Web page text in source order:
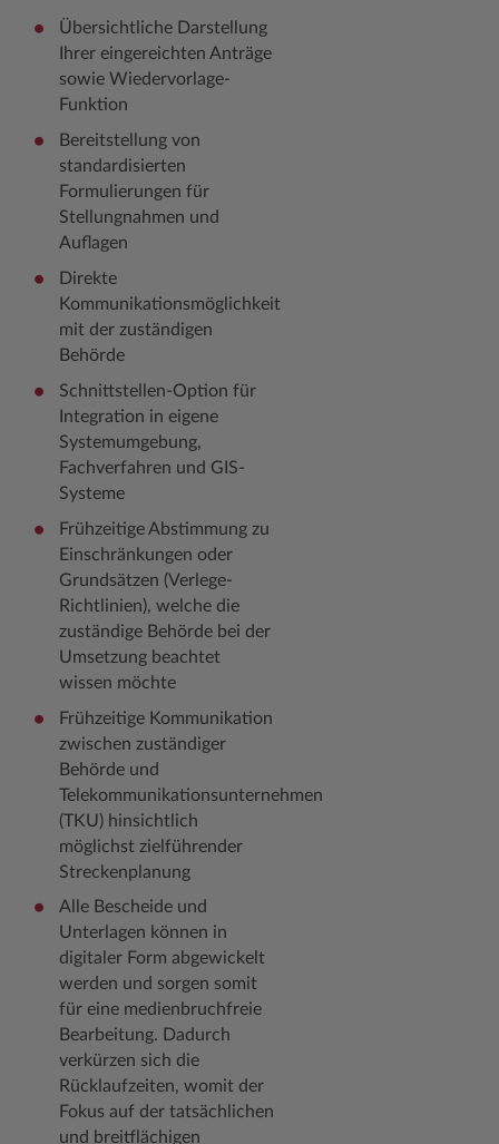
Übersichtliche Darstellung
Ihrer eingereichten Anträge
sowie Wiedervorlage-
Funktion
Bereitstellung von
standardisierten
Formulierungen für
Stellungnahmen und
Auflagen
Direkte
Kommunikationsmöglichkeit
mit der zuständigen
Behörde
Schnittstellen-Option für
Integration in eigene
Systemumgebung,
Fachverfahren und GIS-
Systeme
Frühzeitige Abstimmung zu
Einschränkungen oder
Grundsätzen (Verlege-
Richtlinien), welche die
zuständige Behörde bei der
Umsetzung beachtet
wissen möchte
Frühzeitige Kommunikation
zwischen zuständiger
Behörde und
Telekommunikationsunternehmen
(TKU) hinsichtlich
möglichst zielführender
Streckenplanung
Alle Bescheide und
Unterlagen können in
digitaler Form abgewickelt
werden und sorgen somit
für eine medienbruchfreie
Bearbeitung. Dadurch
verkürzen sich die
Rücklaufzeiten, womit der
Fokus auf der tatsächlichen
und breitflächigen